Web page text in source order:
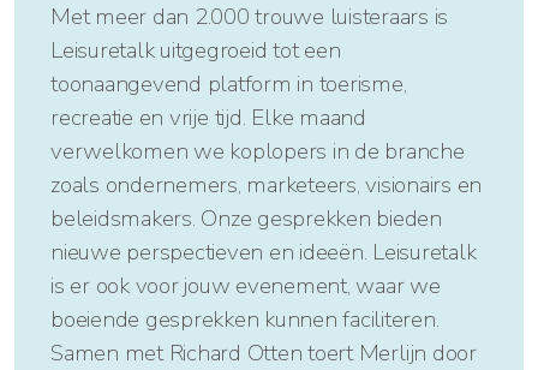
Met meer dan 2.000 trouwe luisteraars is
Leisuretalk uitgegroeid tot een
toonaangevend platform in toerisme,
recreatie en vrije tijd. Elke maand
verwelkomen we koplopers in de branche
zoals ondernemers, marketeers, visionairs en
beleidsmakers. Onze gesprekken bieden
nieuwe perspectieven en ideeën. Leisuretalk
is er ook voor jouw evenement, waar we
boeiende gesprekken kunnen faciliteren.
Samen met Richard Otten toert Merlijn door